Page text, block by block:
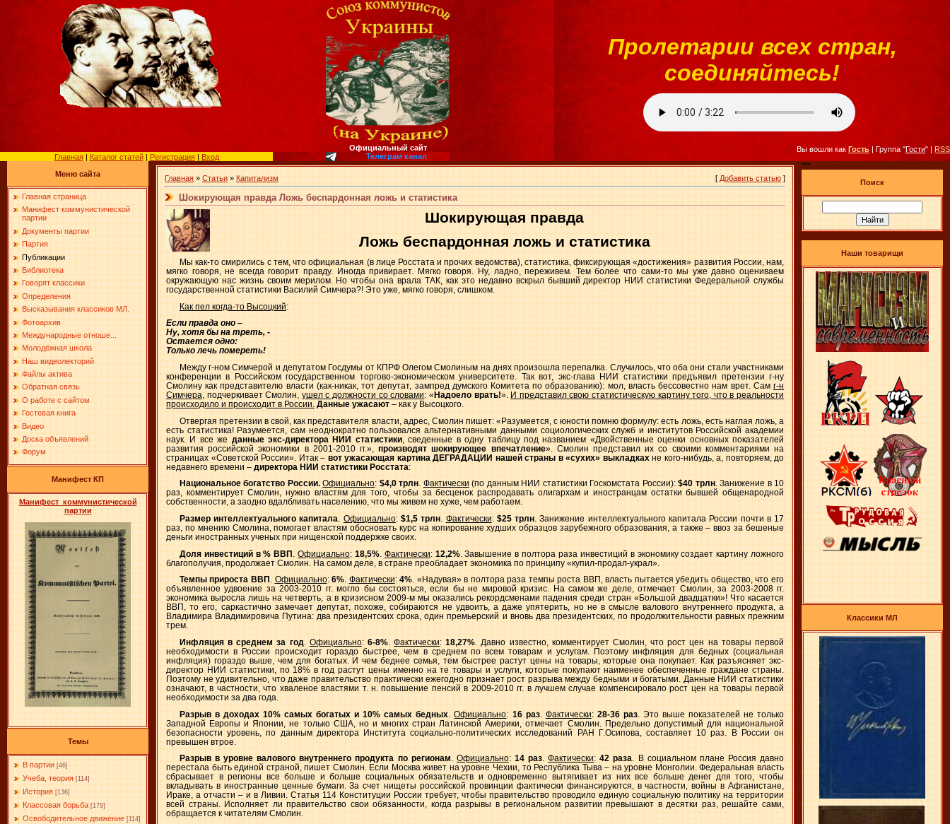
Официальный сайт
Главная| Каталог статей| Регистрация| Вход Телеграм канал
Пролетарии всех стран,
соединяйтесь!
Вы вошли как Гость | Группа "Гости" | RSS
Меню сайта
Главная страница
Манифест коммунистической
партии
Документы партии
Партия
Публикации
Библиотека
Говорят классики
Определения
Высказывания классиков МЛ.
Фотоархив
Международные отноше...
Молодёжная школа
Наш видеолекторий
Файлы актива
Обратная связь
О работе с сайтом
Гостевая книга
Видео
Доска объявлений
Форум
Манифест КП
Манифест коммунистической
партии
Темы
В партии [46]
Учеба, теория [114]
История [136]
Классовая борьба [179]
Освободительное движение [114]
Главная » Статьи » Капитализм [ Добавить статью ]
Шокирующая правда Ложь беспардонная ложь и статистика
Шокирующая правда
Ложь беспардонная ложь и статистика
Мы как-то смирились с тем, что официальная (в лице Росстата и прочих ведомства), статистика, фиксирующая «достижения» развития России, нам,
мягко говоря, не всегда говорит правду. Иногда привирает. Мягко говоря. Ну, ладно, переживем. Тем более что сами-то мы уже давно оцениваем
окружающую нас жизнь своим мерилом. Но чтобы она врала ТАК, как это недавно вскрыл бывший директор НИИ статистики Федеральной службы
государственной статистики Василий Симчера?! Это уже, мягко говоря, слишком.
Как пел когда-то Высоцкий:
Если правда оно –
Ну, хотя бы на треть, -
Остается одно:
Только лечь помереть!
Между г-ном Симчерой и депутатом Госдумы от КПРФ Олегом Смолиным на днях произошла перепалка. Случилось, что оба они стали участниками
конференции в Российском государственном торгово-экономическом университете. Так вот, экс-глава НИИ статистики предъявил претензии г-ну
Смолину как представителю власти (как-никак, тот депутат, зампред думского Комитета по образованию): мол, власть бессовестно нам врет. Сам г-н
Симчера, подчеркивает Смолин, ушел с должности со словами: « Надоело врать!». И представил свою статистическую картину того, что в реальности
происходило и происходит в России. Данные ужасают – как у Высоцкого.
Отвергая претензии в свой, как представителя власти, адрес, Смолин пишет: «Разумеется, с юности помню формулу: есть ложь, есть наглая ложь, а
есть статистика! Разумеется, сам неоднократно пользовался альтернативными данными социологических служб и институтов Российской академии
наук. И все же данные экс-директора НИИ статистики, сведенные в одну таблицу под названием «Двойственные оценки основных показателей
развития российской экономики в 2001-2010 гг.»,производят шокирующее впечатление». Смолин представил их со своими комментариями на
страницах «Советской России». Итак – вот ужасающая картина ДЕГРАДАЦИИ нашей страны в «сухих» выкладкахне кого-нибудь, а, повторяем, до
недавнего времени – директора НИИ статистики Росстата:
Национальное богатство России. Официально: $4,0 трлн. Фактически (по данным НИИ статистики Госкомстата России):$40 трлн. Занижение в 10
раз, комментирует Смолин, нужно властям для того, чтобы за бесценок распродавать олигархам и иностранцам остатки бывшей общенародной
собственности, а заодно вдалбливать населению, что мы живем не хуже, чем работаем.
Размер интеллектуального капитала. Официально:$1,5 трлн. Фактически: $25 трлн. Занижение интеллектуального капитала России почти в 17
раз, по мнению Смолина, помогает властям обосновать курс на копирование худших образцов зарубежного образования, а также – ввоз за бешеные
деньги иностранных ученых при нищенской поддержке своих.
Доля инвестиций в % ВВП .Официально: 18,5%. Фактически: 12,2%. Завышение в полтора раза инвестиций в экономику создает картину ложного
благополучия, продолжает Смолин. На самом деле, в стране преобладает экономика по принципу «купил-продал-украл».
Темпы прироста ВВП . Официально:6%. Фактически:4%. «Надувая» в полтора раза темпы роста ВВП, власть пытается убедить общество, что его
объявленное удвоение за 2003-2010 гг. могло бы состояться, если бы не мировой кризис. На самом же деле, отмечает Смолин, за 2003-2008 гг.
экономика выросла лишь на четверть, а в кризисном 2009-м мы оказались рекордсменами падения среди стран «Большой двадцатки»! Что касается
ВВП, то его, саркастично замечает депутат, похоже, собираются не удвоить, а даже упятерить, но не в смысле валового внутреннего продукта, а
Владимира Владимировича Путина: два президентских срока, один премьерский и вновь два президентских, по продолжительности равных прежним
трем.
Инфляция в среднем за год. Официально: 6-8%.Фактически:18,27%. Давно известно, комментирует Смолин, что рост цен на товары первой
необходимости в России происходит гораздо быстрее, чем в среднем по всем товарам и услугам. Поэтому инфляция для бедных (социальная
инфляция) гораздо выше, чем для богатых. И чем беднее семья, тем быстрее растут цены на товары, которые она покупает. Как разъясняет экс-
директор НИИ статистики, по 18% в год растут цены именно на те товары и услуги, которые покупают наименее обеспеченные граждане страны.
Поэтому не удивительно, что даже правительство практически ежегодно признает рост разрыва между бедными и богатыми. Данные НИИ статистики
означают, в частности, что хваленое властями т. н. повышение пенсий в 2009-2010 гг. в лучшем случае компенсировало рост цен на товары первой
необходимости за два года.
Разрыв в доходах 10% самых богатых и 10% самых бедных .Официально: 16 раз. Фактически: 28-36 раз. Это выше показателей не только
Западной Европы и Японии, не только США, но и многих стран Латинской Америки, отмечает Смолин. Предельно допустимый для национальной
безопасности уровень, по данным директора Института социально-политических исследований РАН Г.Осипова, составляет 10 раз. В России он
превышен втрое.
Разрыв в уровне валового внутреннего продукта по регионам. Официально: 14 раз.Фактически:42 раза. В социальном плане Россия давно
перестала быть единой страной, пишет Смолин. Если Москва живет на уровне Чехии, то Республика Тыва – на уровне Монголии. Федеральная власть
сбрасывает в регионы все больше и больше социальных обязательств и одновременно вытягивает из них все больше денег для того, чтобы
вкладывать в иностранные ценные бумаги. За счет нищеты российской провинции фактически финансируются, в частности, войны в Афганистане,
Ираке, а отчасти – и в Ливии. Статья 114 Конституции России требует, чтобы правительство проводило единую социальную политику на территории
всей страны. Исполняет ли правительство свои обязанности, когда разрывы в региональном развитии превышают в десятки раз, решайте сами,
обращается к читателям Смолин.
***
Поиск
Наши товарищи
Классики МЛ